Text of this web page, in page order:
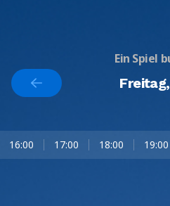
Ein Spiel
16:00 17:00 18:00 19:00